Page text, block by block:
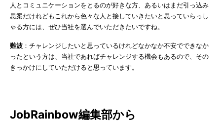
人とコミュニケーションをとるのが好きな方、あるいはまだ引っ込み
思案だけれどもこれから色々な人と接していきたいと思っていらっし
ゃる方には、ぜひ当社を選んでいただきたいですね。
難波 ：チャレンジしたいと思っているけれどなかなか不安でできなか
ったという方は、当社であればチャレンジする機会もあるので、その
きっかけにしていただけると思っています。
JobRainbow編集部から